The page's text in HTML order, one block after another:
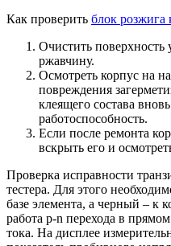
Как проверить блок розжига
Очистить поверхность
ржавчину.
Осмотреть корпус на
повреждения
клеящего состава
работоспособность.
Если после ремонта
вскрыть его и
Проверка исправности
тестера. Для этого
базе элемента, а черный – к
работа p-n перехода в
тока. На дисплее